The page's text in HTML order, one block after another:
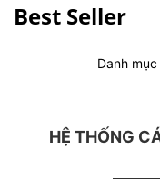
Best Seller
Danh
HỆ THỐNG